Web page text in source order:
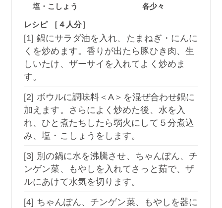
塩・こしょう
各少々
レシピ ［４人分］
[1] 鍋にサラダ油を入れ、たまねぎ・にんに
くを炒めます。香りが出たら豚ひき肉、生
しいたけ、ザーサイを入れてよく炒めま
す。
[2] ボウルに調味料＜A＞を混ぜ合わせ鍋に
加えます。さらによく炒めた後、水を入
れ、ひと煮たちしたら弱火にして５分煮込
み、塩・こしょうをします。
[3] 別の鍋に水を沸騰させ、ちゃんぽん、チ
ンゲン菜、もやしを入れてさっと茹で、ザ
ルにあけて水気を切ります。
[4] ちゃんぽん、チンゲン菜、もやしを器に